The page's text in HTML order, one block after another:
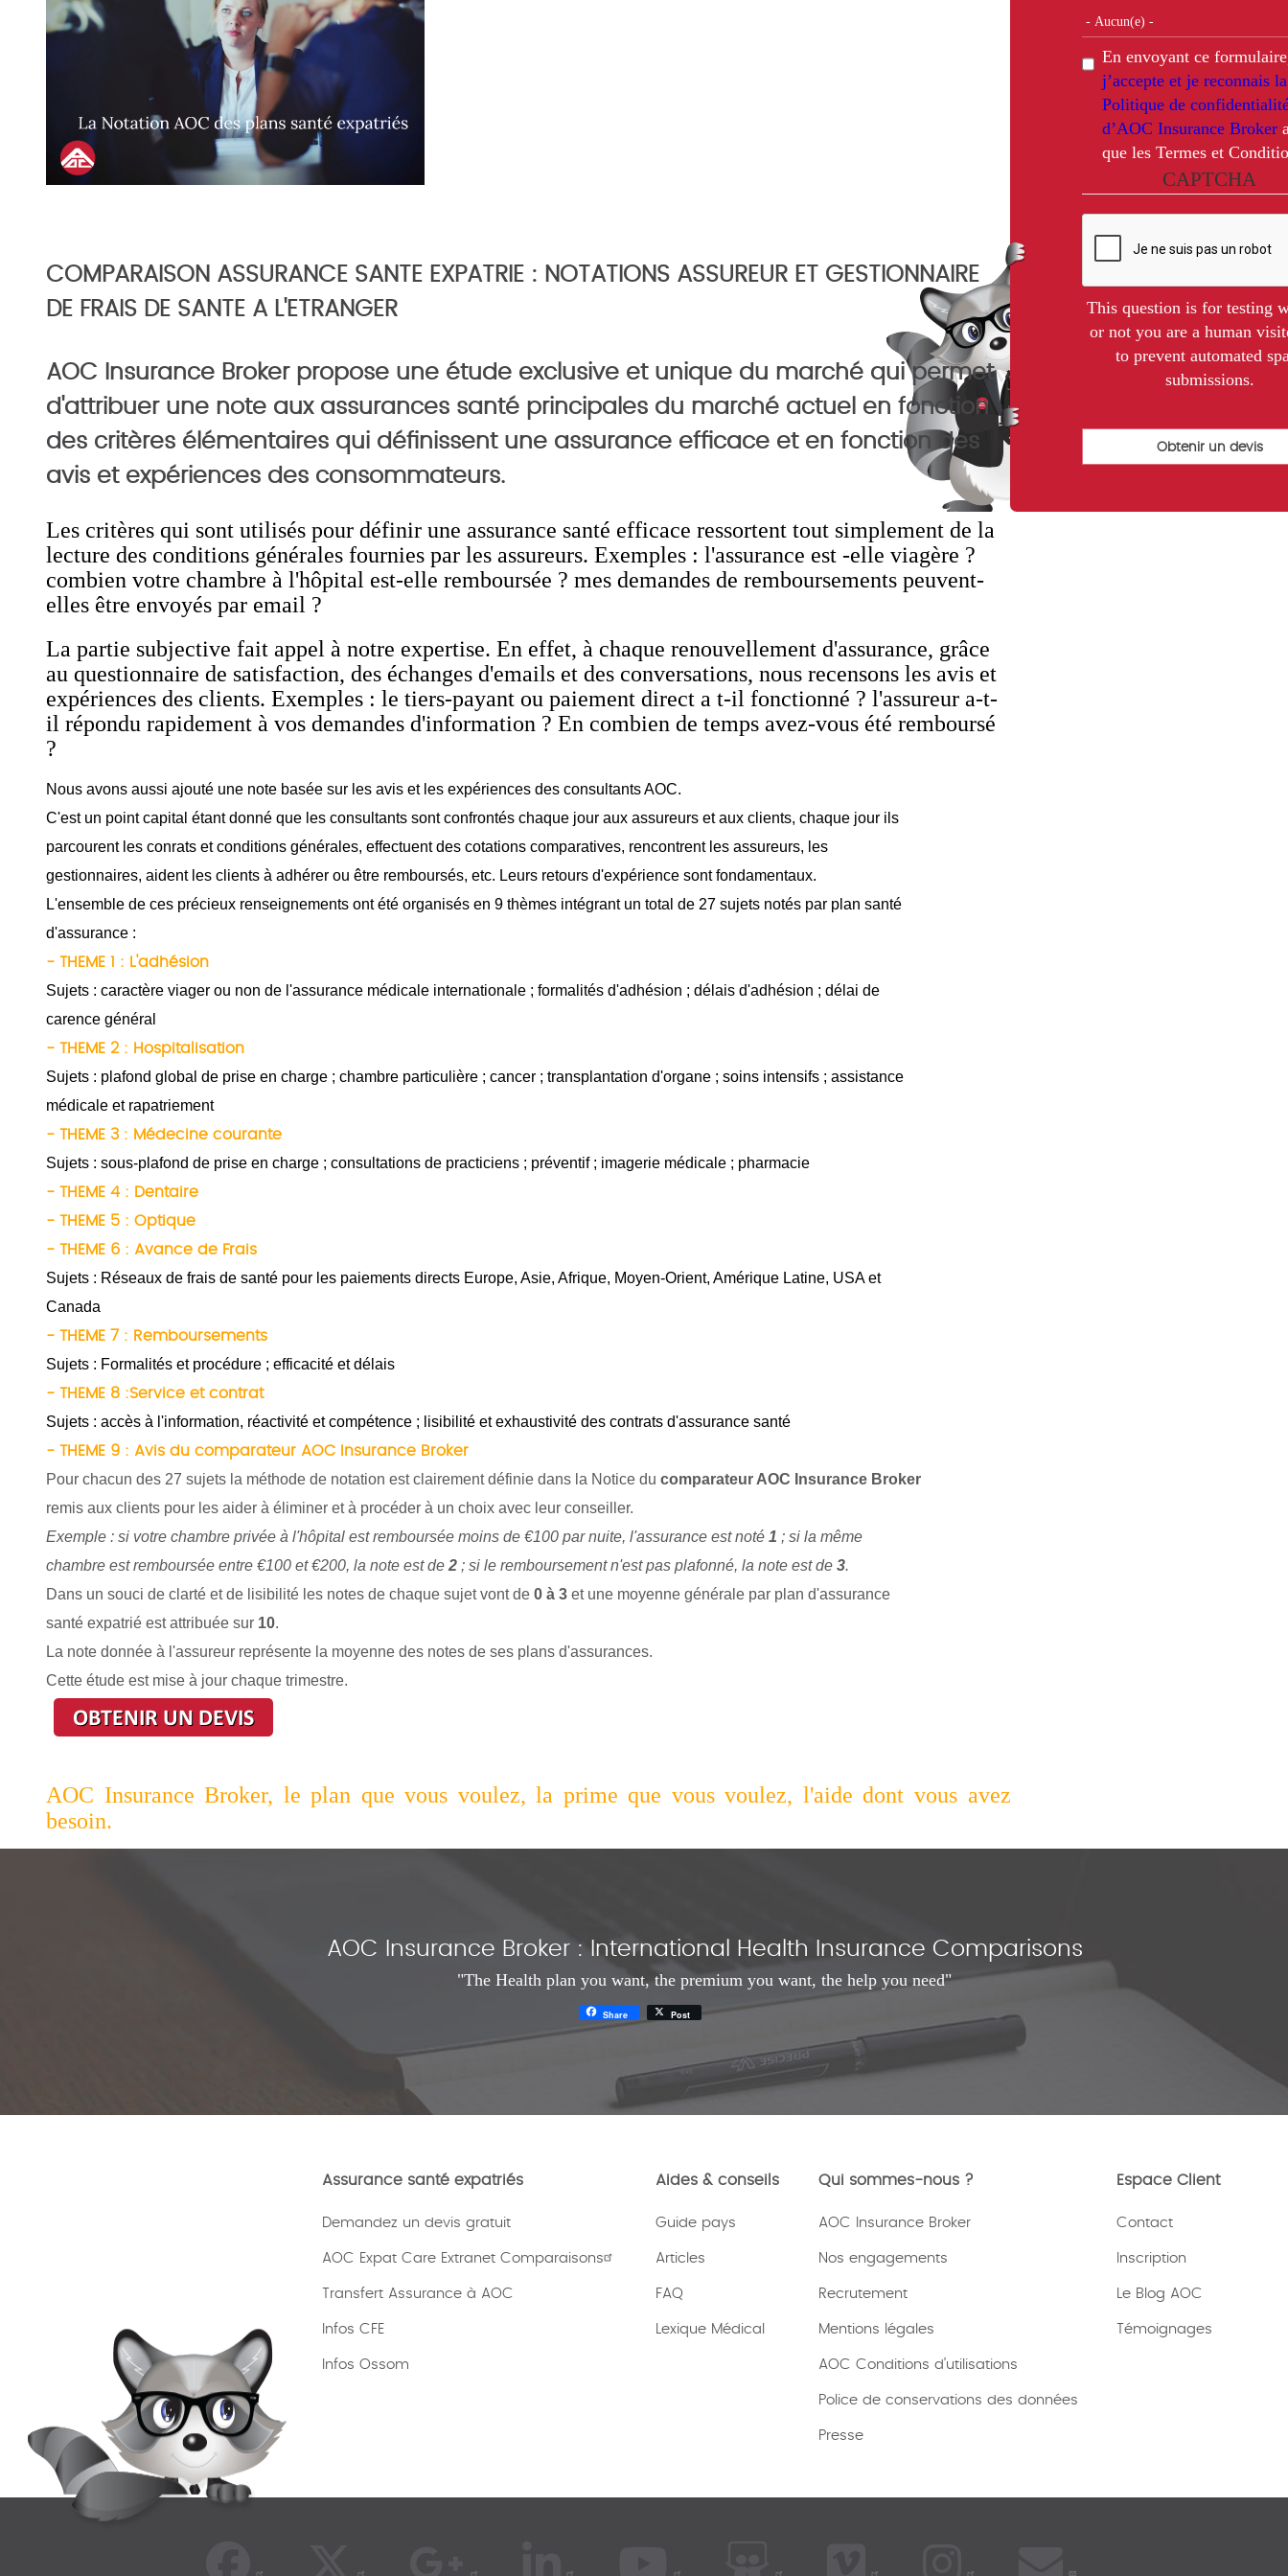
COMPARAISON ASSURANCE SANTE EXPATRIE : NOTATIONS ASSUREUR ET GESTIONNAIRE
DE FRAIS DE SANTE A L'ETRANGER
AOC Insurance Broker propose une étude exclusive et unique du marché qui permet
d'attribuer une note aux assurances santé principales du marché actuel en fonction
des critères élémentaires qui définissent une assurance efficace et en fonction des
avis et expériences des consommateurs.
Les critères qui sont utilisés pour définir une assurance santé efficace ressortent tout simplement de la
lecture des conditions générales fournies par les assureurs. Exemples : l'assurance est -elle viagère ?
combien votre chambre à l'hôpital est-elle remboursée ? mes demandes de remboursements peuvent-
elles être envoyés par email ?
La partie subjective fait appel à notre expertise. En effet, à chaque renouvellement d'assurance, grâce
au questionnaire de satisfaction, des échanges d'emails et des conversations, nous recensons les avis et
expériences des clients. Exemples : le tiers-payant ou paiement direct a t-il fonctionné ? l'assureur a-t-
il répondu rapidement à vos demandes d'information ? En combien de temps avez-vous été remboursé
?
Nous avons aussi ajouté une note basée sur les avis et les expériences des consultants AOC.
C'est un point capital étant donné que les consultants sont confrontés chaque jour aux assureurs et aux clients, chaque jour ils
parcourent les conrats et conditions générales, effectuent des cotations comparatives, rencontrent les assureurs, les
gestionnaires, aident les clients à adhérer ou être remboursés, etc. Leurs retours d'expérience sont fondamentaux.
L'ensemble de ces précieux renseignements ont été organisés en 9 thèmes intégrant un total de 27 sujets notés par plan santé
d'assurance :
- THEME 1 : L'adhésion
Sujets : caractère viager ou non de l'assurance médicale internationale ; formalités d'adhésion ; délais d'adhésion ; délai de
carence général
- THEME 2 : Hospitalisation
Sujets : plafond global de prise en charge ; chambre particulière ; cancer ; transplantation d'organe ; soins intensifs ; assistance
médicale et rapatriement
- THEME 3 : Médecine courante
Sujets : sous-plafond de prise en charge ; consultations de practiciens ; préventif ; imagerie médicale ; pharmacie
- THEME 4 : Dentaire
- THEME 5 : Optique
- THEME 6 : Avance de Frais
Sujets : Réseaux de frais de santé pour les paiements directs Europe, Asie, Afrique, Moyen-Orient, Amérique Latine, USA et
Canada
- THEME 7 : Remboursements
Sujets : Formalités et procédure ; efficacité et délais
- THEME 8 :Service et contrat
Sujets : accès à l'information, réactivité et compétence ; lisibilité et exhaustivité des contrats d'assurance santé
- THEME 9 : Avis du comparateur AOC Insurance Broker
Pour chacun des 27 sujets la méthode de notation est clairement définie dans la Notice du comparateur AOC Insurance Broker
remis aux clients pour les aider à éliminer et à procéder à un choix avec leur conseiller.
Exemple : si votre chambre privée à l'hôpital est remboursée moins de €100 par nuite, l'assurance est noté 1 ; si la même
chambre est remboursée entre €100 et €200, la note est de 2 ; si le remboursement n'est pas plafonné, la note est de 3.
Dans un souci de clarté et de lisibilité les notes de chaque sujet vont de 0 à 3 et une moyenne générale par plan d'assurance
santé expatrié est attribuée sur 10.
La note donnée à l'assureur représente la moyenne des notes de ses plans d'assurances.
Cette étude est mise à jour chaque trimestre.
AOC Insurance Broker, le plan que vous voulez, la prime que vous voulez, l'aide dont vous avez
besoin.
En envoyant ce
j’accepte et je reconnais la
Politique de
d’AOC Insurance Broker
que les Termes et
CAPTCHA
This question is for testing
or not you are a human
to prevent automated
submissions.
AOC Insurance Broker : International Health Insurance Comparisons
"The Health plan you want, the premium you want, the help you need"
Share Post
Assurance santé expatriés
Demandez un devis gratuit
AOC Expat Care Extranet Comparaisons
Transfert Assurance à AOC
Infos CFE
Infos Ossom
Aides & conseils
Guide pays
Articles
FAQ
Lexique Médical
Qui sommes-nous ?
AOC Insurance Broker
Nos engagements
Recrutement
Mentions légales
AOC Conditions d’utilisations
Police de conservations des données
Presse
Espace Client
Contact
Inscription
Le Blog AOC
Témoignages